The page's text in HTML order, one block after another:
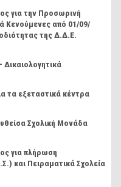
για την Προσωρινή
Κενούμενες από 01/09/
της Δ.Δ.Ε.
Δικαιολογητικά
τα εξεταστικά κέντρα
Σχολική Μονάδα
για πλήρωση
και Πειραματικά Σχολεία